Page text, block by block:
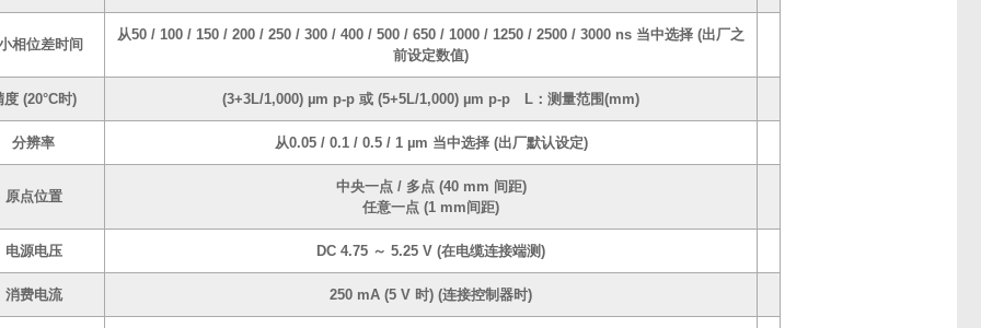
相位差时间
从50 / 100 / 150 / 200 / 250 / 300 / 400 / 500 / 650 / 1000 / 1250 / 2500 / 3000 ns 当中选择 (出厂之
前设定数值)
度 (20°C时) (3+3L/1,000) µm p-p 或 (5+5L/1,000) µm p-p L：测量范围(mm)
分辨率 从0.05 / 0.1 / 0.5 / 1 µm 当中选择 (出厂默认设定)
原点位置
中央一点 / 多点 (40 mm 间距)
任意一点 (1 mm间距)
电源电压 DC 4.75 ～ 5.25 V (在电缆连接端测)
消费电流 250 mA (5 V 时) (连接控制器时)